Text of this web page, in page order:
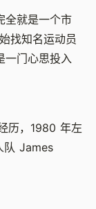
全就是一个市
找知名运动员
一门心思投入
历，1980 年左
队 James